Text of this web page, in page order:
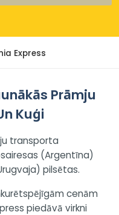
Express
Prāmju
Kuģi
transporta
(Argentīna)
pilsētas.
cenām
piedāvā virkni